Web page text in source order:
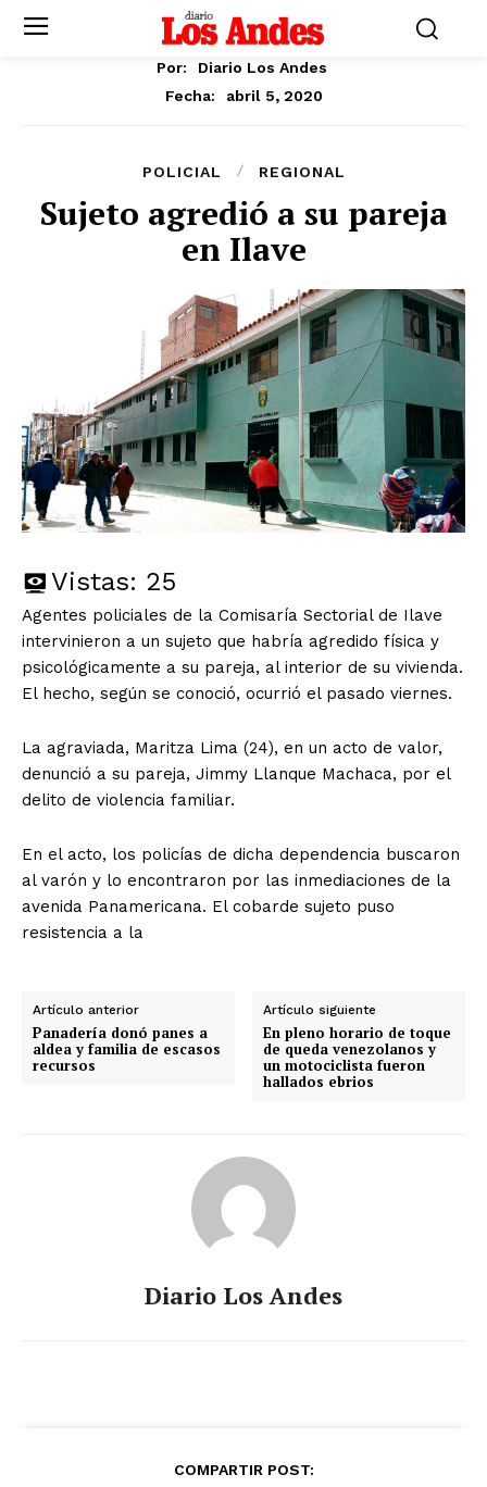
Por:
Diario Los Andes
Fecha:
abril 5, 2020
POLICIAL REGIONAL
Sujeto agredió a su pareja
en Ilave
Vistas: 25
Agentes policiales de la Comisaría Sectorial de Ilave
intervinieron a un sujeto que habría agredido física y
psicológicamente a su pareja, al interior de su vivienda.
El hecho, según se conoció, ocurrió el pasado viernes.
La agraviada, Maritza Lima (24), en un acto de valor,
denunció a su pareja, Jimmy Llanque Machaca, por el
delito de violencia familiar.
En el acto, los policías de dicha dependencia buscaron
al varón y lo encontraron por las inmediaciones de la
avenida Panamericana. El cobarde sujeto puso
resistencia a la
Artículo anterior
Panadería donó panes a
aldea y familia de escasos
recursos
Artículo siguiente
En pleno horario de toque
de queda venezolanos y
un motociclista fueron
hallados ebrios
Diario Los Andes
COMPARTIR POST: